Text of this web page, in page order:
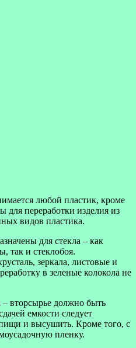
любой пластик, кроме
для переработки изделия из
видов пластика.
для стекла – как
так и стеклобоя.
зеркала, листовые и
в зеленые колокола не
– вторсырье должно быть
емкости следует
пищи и высушить. Кроме того, с
пленку.